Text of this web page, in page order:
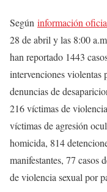
Según información
28 de abril y las 8:00
han reportado 1443
intervenciones violentas
denuncias de
216 víctimas de
víctimas de agresión
homicida, 814
manifestantes, 77 casos
de violencia sexual por